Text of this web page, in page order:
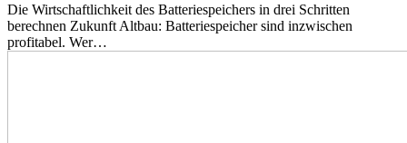
Die Wirtschaftlichkeit des Batteriespeichers in drei Schritten
berechnen Zukunft Altbau: Batteriespeicher sind inzwischen
profitabel. Wer…